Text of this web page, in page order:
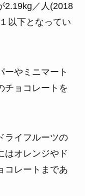
2.19kg／人(2018
以下となってい
ーやミニマート
チョコレートを
ライフルーツの
はオレンジやド
コレートまであ